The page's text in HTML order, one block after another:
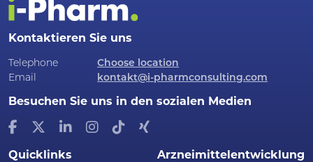
Kontaktieren Sie uns
Telephone
Choose location
Email
kontakt@i-pharmconsulting.com
Besuchen Sie uns in den sozialen Medien
Quicklinks Arzneimittelentwicklung